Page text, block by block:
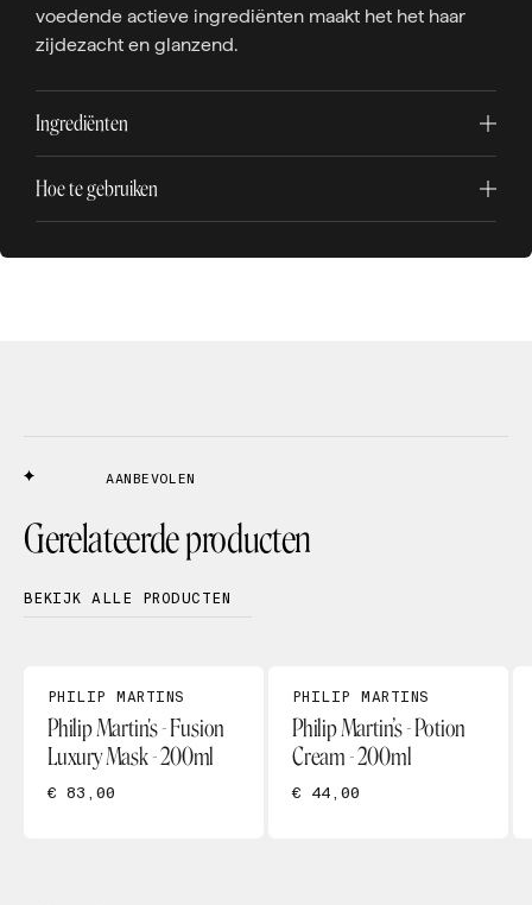
voedende actieve ingrediënten maakt het het haar
zijdezacht en glanzend.
Ingrediënten
Hoe te gebruiken
AANBEVOLEN
Gerelateerde producten
BEKIJK ALLE PRODUCTEN
PHILIP MARTINS
Philip Martin's - Fusion
Luxury Mask - 200ml
€ 83,00
PHILIP MARTINS
Philip Martin’s - Potion
Cream - 200ml
€ 44,00